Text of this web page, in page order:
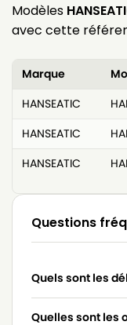
Modèles
avec cette
Marque
HANSEATIC
HANSEATIC
HANSEATIC
Questions
Quels sont les
Quelles sont les